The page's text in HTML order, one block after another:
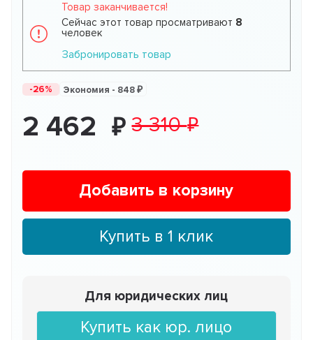
Товар заканчивается!
Сейчас этот товар просматривают 8
человек
Забронировать товар
-26% Экономия - 848
2 462 3 310
Добавить в корзину
Купить в 1 клик
Для юридических лиц
Купить как юр. лицо